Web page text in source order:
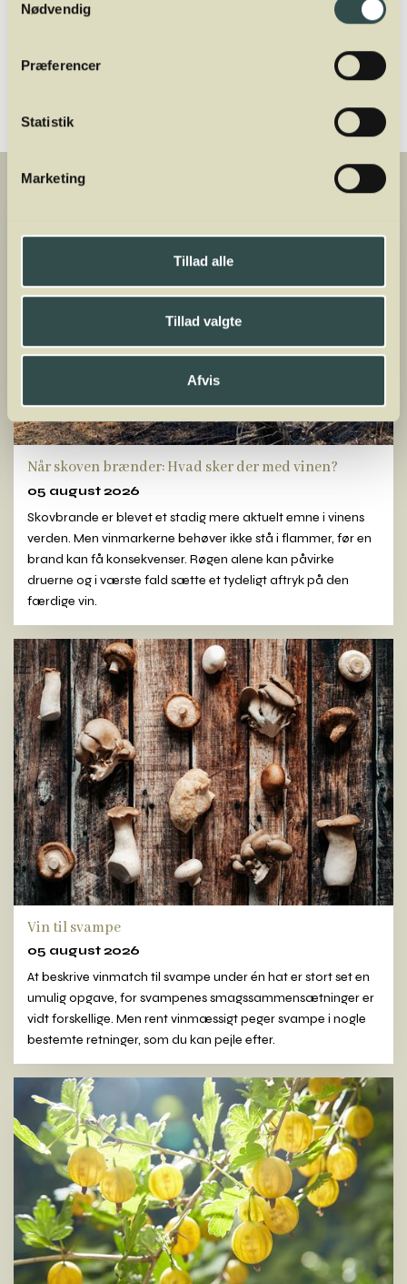
Nødvendig
Præferencer
Statistik
Marketing
Tillad alle
Tillad valgte
Afvis
Når skoven brænder: Hvad sker der med vinen?
05 august 2026
Skovbrande er blevet et stadig mere aktuelt emne i vinens
verden. Men vinmarkerne behøver ikke stå i flammer, før en
brand kan få konsekvenser. Røgen alene kan påvirke
druerne og i værste fald sætte et tydeligt aftryk på den
færdige vin.
Vin til svampe
05 august 2026
At beskrive vinmatch til svampe under én hat er stort set en
umulig opgave, for svampenes smagssammensætninger er
vidt forskellige. Men rent vinmæssigt peger svampe i nogle
bestemte retninger, som du kan pejle efter.